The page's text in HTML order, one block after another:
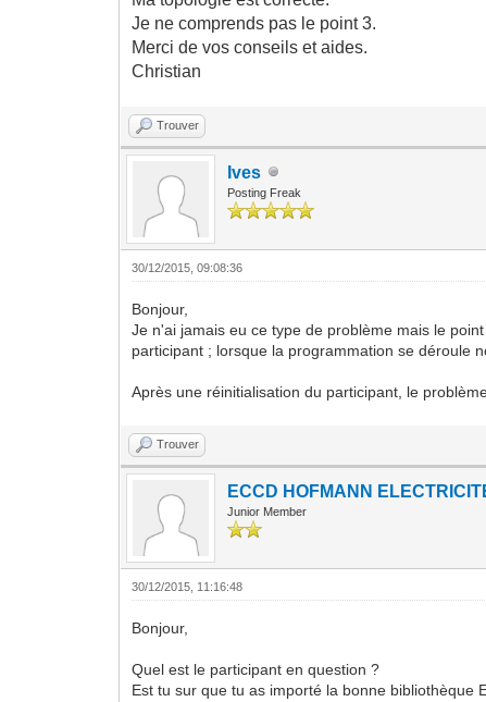
Je ne comprends pas le point 3.
Merci de vos conseils et aides.
Christian
Trouver
Ives
Posting Freak
30/12/2015, 09:08:36
Bonjour,
Je n'ai jamais eu ce type de problème mais le
participant ; lorsque la programmation se déroule
Après une réinitialisation du participant, le
Trouver
ECCD HOFMANN
Junior Member
30/12/2015, 11:16:48
Bonjour,
Quel est le participant en question ?
Est tu sur que tu as importé la bonne bibliothèque